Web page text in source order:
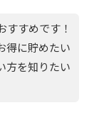
すすめです！
得に貯めたい
方を知りたい